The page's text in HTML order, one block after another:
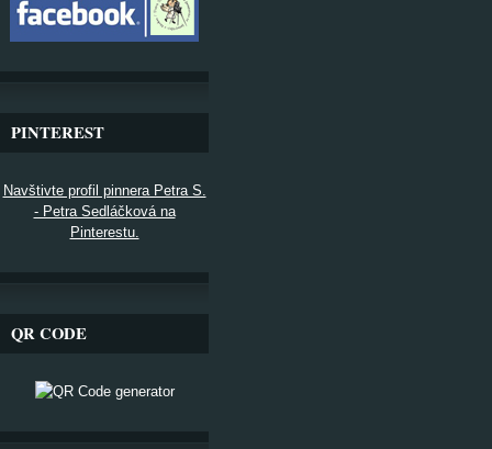
PINTEREST
Navštivte profil pinnera Petra S.
- Petra Sedláčková na
Pinterestu.
QR CODE